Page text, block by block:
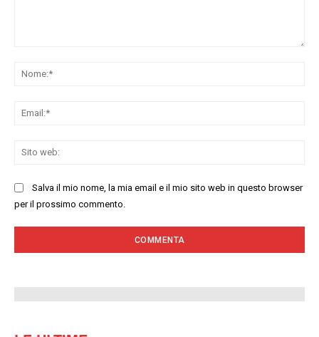
Salva il mio nome, la mia email e il mio sito web in questo browser
per il prossimo commento.